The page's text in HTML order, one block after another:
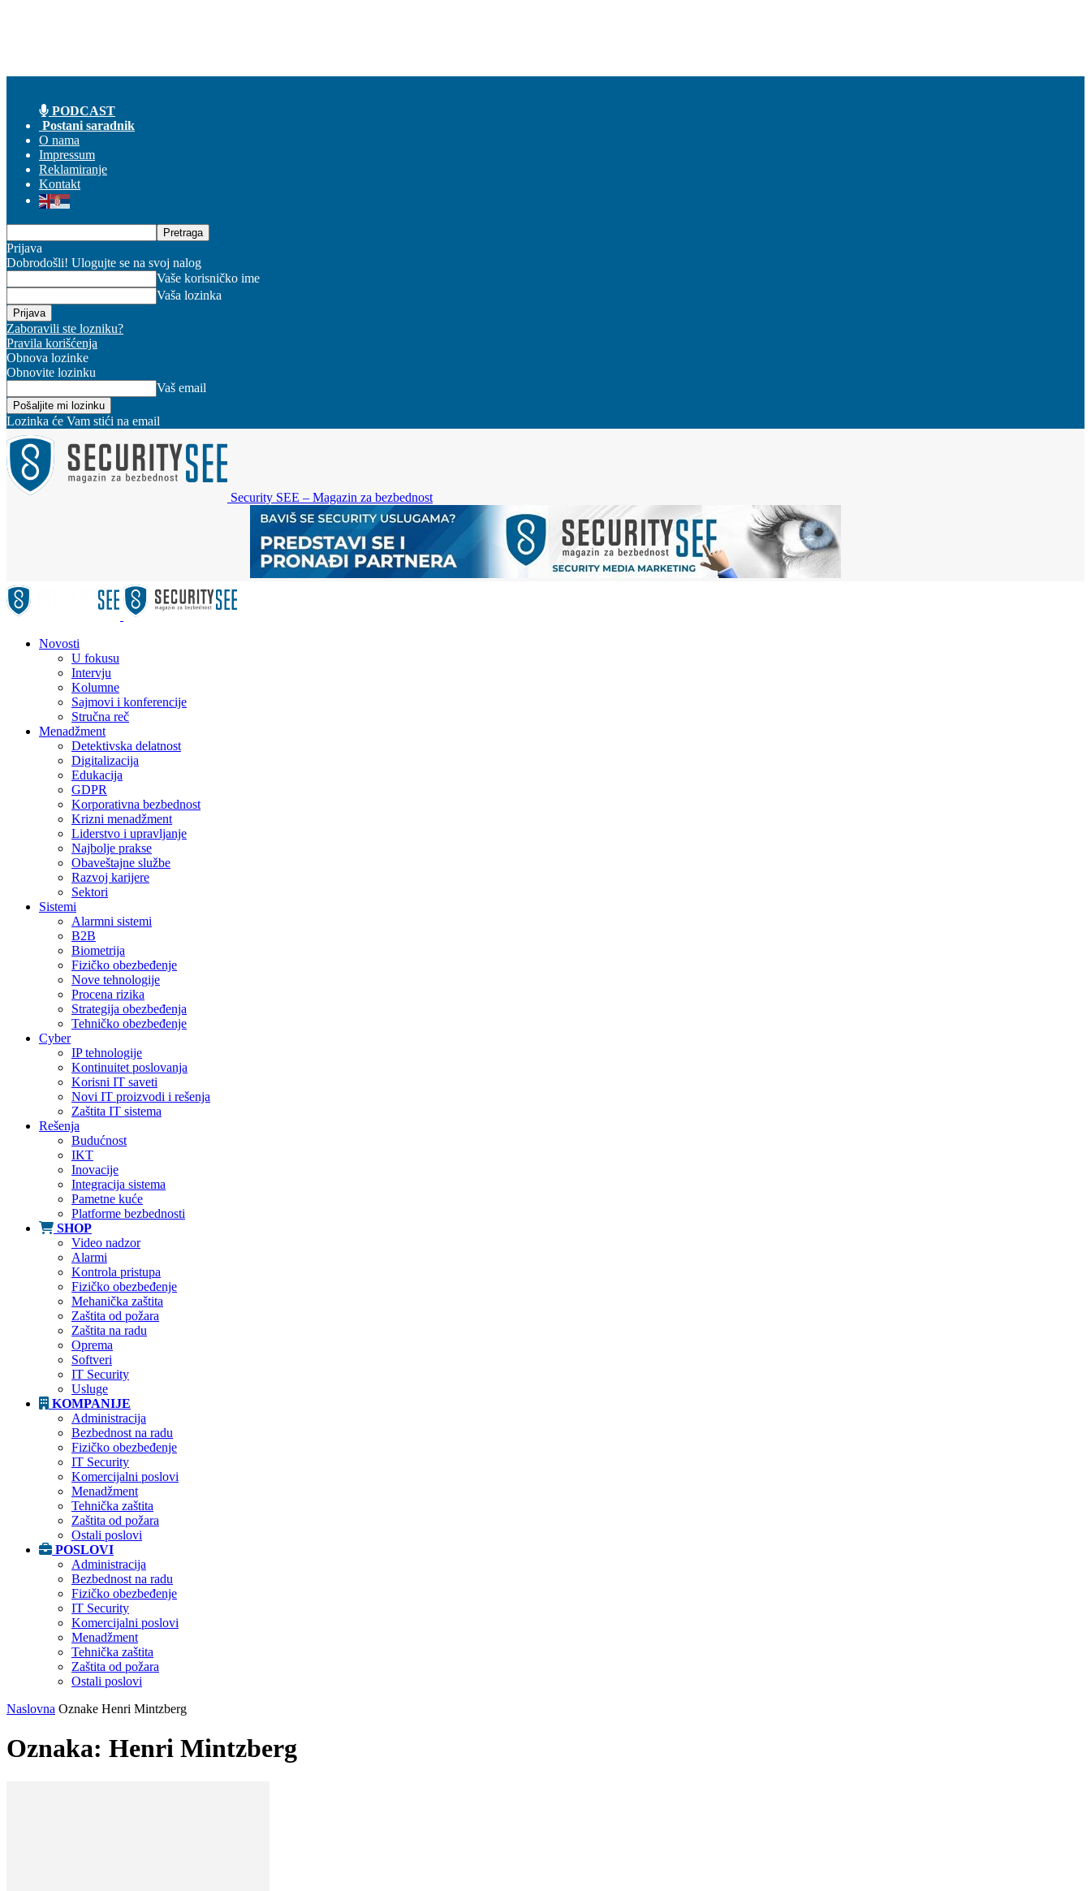
PODCAST
Postani saradnik
O nama
Impressum
Reklamiranje
Kontakt
Prijava
Dobrodošli! Ulogujte se na svoj nalog
Vaše korisničko ime
Vaša lozinka
Zaboravili ste lozniku?
Pravila korišćenja
Obnova lozinke
Obnovite lozinku
Vaš email
Lozinka će Vam stići na email
Security SEE – Magazin za bezbednost
Novosti
U fokusu
Intervju
Kolumne
Sajmovi i konferencije
Stručna reč
Menadžment
Detektivska delatnost
Digitalizacija
Edukacija
GDPR
Korporativna bezbednost
Krizni menadžment
Liderstvo i upravljanje
Najbolje prakse
Obaveštajne službe
Razvoj karijere
Sektori
Sistemi
Alarmni sistemi
B2B
Biometrija
Fizičko obezbeđenje
Nove tehnologije
Procena rizika
Strategija obezbeđenja
Tehničko obezbeđenje
Cyber
IP tehnologije
Kontinuitet poslovanja
Korisni IT saveti
Novi IT proizvodi i rešenja
Zaštita IT sistema
Rešenja
Budućnost
IKT
Inovacije
Integracija sistema
Pametne kuće
Platforme bezbednosti
SHOP
Video nadzor
Alarmi
Kontrola pristupa
Fizičko obezbeđenje
Mehanička zaštita
Zaštita od požara
Zaštita na radu
Oprema
Softveri
IT Security
Usluge
KOMPANIJE
Administracija
Bezbednost na radu
Fizičko obezbeđenje
IT Security
Komercijalni poslovi
Menadžment
Tehnička zaštita
Zaštita od požara
Ostali poslovi
POSLOVI
Administracija
Bezbednost na radu
Fizičko obezbeđenje
IT Security
Komercijalni poslovi
Menadžment
Tehnička zaštita
Zaštita od požara
Ostali poslovi
Naslovna Oznake Henri Mintzberg
Oznaka: Henri Mintzberg